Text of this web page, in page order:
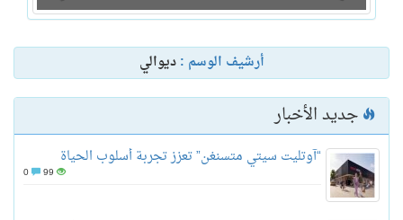
أرشيف الوسم :ديوالي
جديد الأخبار
“آوتليت سيتي متسنغن” تعزز تجربة أسلوب الحياة
99